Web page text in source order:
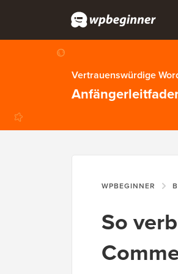
Vertrauenswürdige
WPBEGINNER
So